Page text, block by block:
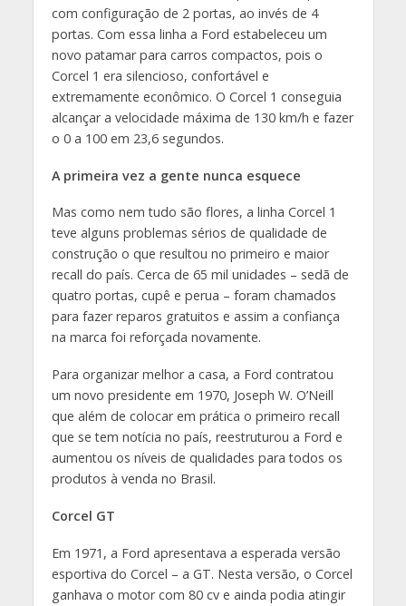
com configuração de 2 portas, ao invés de 4
portas. Com essa linha a Ford estabeleceu um
novo patamar para carros compactos, pois o
Corcel 1 era silencioso, confortável e
extremamente econômico. O Corcel 1 conseguia
alcançar a velocidade máxima de 130 km/h e fazer
o 0 a 100 em 23,6 segundos.
A primeira vez a gente nunca esquece
Mas como nem tudo são flores, a linha Corcel 1
teve alguns problemas sérios de qualidade de
construção o que resultou no primeiro e maior
recall do país. Cerca de 65 mil unidades – sedã de
quatro portas, cupê e perua – foram chamados
para fazer reparos gratuitos e assim a confiança
na marca foi reforçada novamente.
Para organizar melhor a casa, a Ford contratou
um novo presidente em 1970, Joseph W. O’Neill
que além de colocar em prática o primeiro recall
que se tem notícia no país, reestruturou a Ford e
aumentou os níveis de qualidades para todos os
produtos à venda no Brasil.
Corcel GT
Em 1971, a Ford apresentava a esperada versão
esportiva do Corcel – a GT. Nesta versão, o Corcel
ganhava o motor com 80 cv e ainda podia atingir